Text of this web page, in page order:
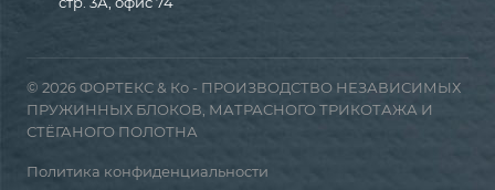
© 2026 ФОРТЕКС & Ко - ПРОИЗВОДСТВО НЕЗАВИСИМЫХ
ПРУЖИННЫХ БЛОКОВ, МАТРАСНОГО ТРИКОТАЖА И
СТЁГАНОГО ПОЛОТНА
Политика конфиденциальности